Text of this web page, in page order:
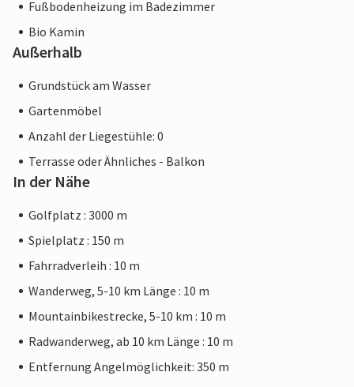
Fußbodenheizung im Badezimmer
Bio Kamin
Außerhalb
Grundstück am Wasser
Gartenmöbel
Anzahl der Liegestühle: 0
Terrasse oder Ähnliches - Balkon
In der Nähe
Golfplatz : 3000 m
Spielplatz : 150 m
Fahrradverleih : 10 m
Wanderweg, 5-10 km Länge : 10 m
Mountainbikestrecke, 5-10 km : 10 m
Radwanderweg, ab 10 km Länge : 10 m
Entfernung Angelmöglichkeit: 350 m